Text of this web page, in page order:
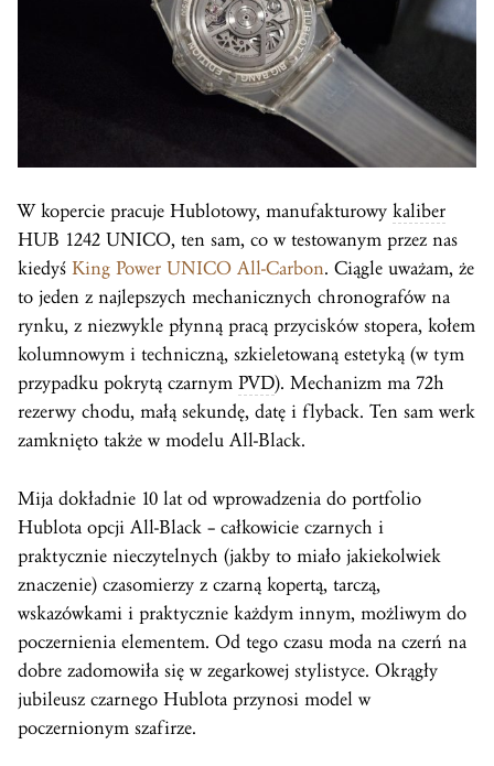
W kopercie pracuje Hublotowy, manufakturowy kaliber
HUB 1242 UNICO, ten sam, co w testowanym przez nas
kiedyś King Power UNICO All-Carbon. Ciągle uważam, że
to jeden z najlepszych mechanicznych chronografów na
rynku, z niezwykle płynną pracą przycisków stopera, kołem
kolumnowym i techniczną, szkieletowaną estetyką (w tym
przypadku pokrytą czarnym PVD). Mechanizm ma 72h
rezerwy chodu, małą sekundę, datę i flyback. Ten sam werk
zamknięto także w modelu All-Black.
Mija dokładnie 10 lat od wprowadzenia do portfolio
Hublota opcji All-Black – całkowicie czarnych i
praktycznie nieczytelnych (jakby to miało jakiekolwiek
znaczenie) czasomierzy z czarną kopertą, tarczą,
wskazówkami i praktycznie każdym innym, możliwym do
poczernienia elementem. Od tego czasu moda na czerń na
dobre zadomowiła się w zegarkowej stylistyce. Okrągły
jubileusz czarnego Hublota przynosi model w
poczernionym szafirze.